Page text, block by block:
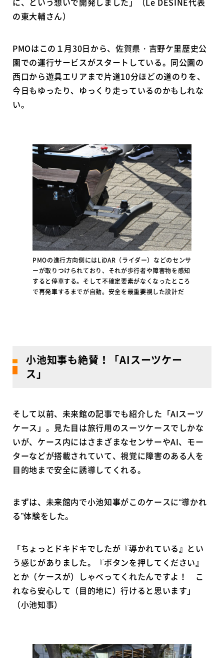
の東大輔さん）
PMOはこの１月30日から、佐賀県・吉野ケ里歴史公
園での運行サービスがスタートしている。同公園の
西口から遊具エリアまで片道10分ほどの道のりを、
今日もゆったり、ゆっくり走っているのかもしれな
い。
PMOの進行方向側にはLiDAR（ライダー）などのセンサ
ーが取りつけられており、それが歩行者や障害物を感知
すると停車する。そして不確定要素がなくなったところ
で再発車するまでが自動。安全を最重要視した設計だ
小池知事も絶賛！「AIスーツケー
ス」
そして以前、未来館の記事でも紹介した「AIスーツ
ケース」。見た目は旅行用のスーツケースでしかな
いが、ケース内にはさまざまなセンサーやAI、モー
ターなどが搭載されていて、視覚に障害のある人を
目的地まで安全に誘導してくれる。
まずは、未来館内で小池知事がこのケースに“導かれ
る”体験をした。
「ちょっとドキドキでしたが『導かれている』とい
う感じがありました。『ボタンを押してください』
とか（ケースが）しゃべってくれたんですよ！ こ
れなら安心して（目的地に）行けると思います」
（小池知事）